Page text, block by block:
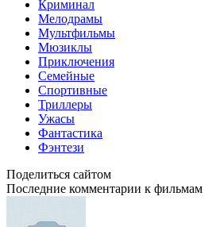
Криминал
Мелодрамы
Мультфильмы
Мюзиклы
Приключения
Семейные
Спортивные
Триллеры
Ужасы
Фантастика
Фэнтези
Поделиться сайтом
Последние комментарии к фильмам